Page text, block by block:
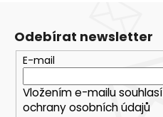
Odebírat newsletter
E-mail
Vložením e-mailu
ochrany osobních údajů